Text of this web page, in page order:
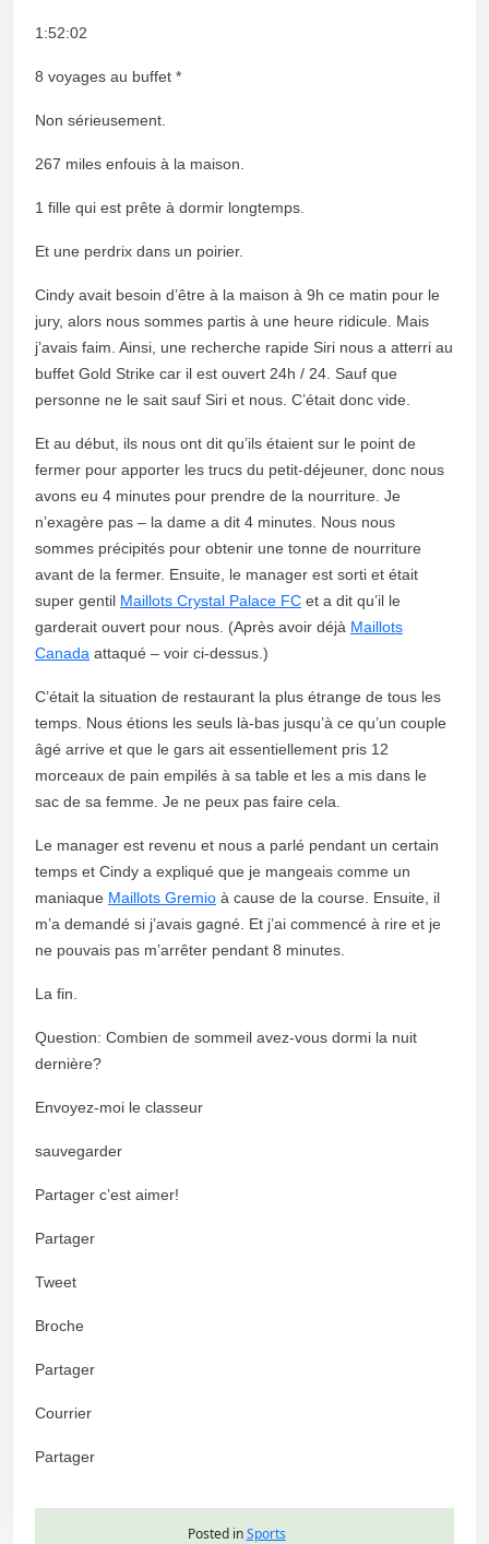
1:52:02
8 voyages au buffet *
Non sérieusement.
267 miles enfouis à la maison.
1 fille qui est prête à dormir longtemps.
Et une perdrix dans un poirier.
Cindy avait besoin d’être à la maison à 9h ce matin pour le
jury, alors nous sommes partis à une heure ridicule. Mais
j’avais faim. Ainsi, une recherche rapide Siri nous a atterri au
buffet Gold Strike car il est ouvert 24h / 24. Sauf que
personne ne le sait sauf Siri et nous. C’était donc vide.
Et au début, ils nous ont dit qu’ils étaient sur le point de
fermer pour apporter les trucs du petit-déjeuner, donc nous
avons eu 4 minutes pour prendre de la nourriture. Je
n’exagère pas – la dame a dit 4 minutes. Nous nous
sommes précipités pour obtenir une tonne de nourriture
avant de la fermer. Ensuite, le manager est sorti et était
super gentil Maillots Crystal Palace FC et a dit qu’il le
garderait ouvert pour nous. (Après avoir déjà Maillots
Canada attaqué – voir ci-dessus.)
C’était la situation de restaurant la plus étrange de tous les
temps. Nous étions les seuls là-bas jusqu’à ce qu’un couple
âgé arrive et que le gars ait essentiellement pris 12
morceaux de pain empilés à sa table et les a mis dans le
sac de sa femme. Je ne peux pas faire cela.
Le manager est revenu et nous a parlé pendant un certain
temps et Cindy a expliqué que je mangeais comme un
maniaque Maillots Gremio à cause de la course. Ensuite, il
m’a demandé si j’avais gagné. Et j’ai commencé à rire et je
ne pouvais pas m’arrêter pendant 8 minutes.
La fin.
Question: Combien de sommeil avez-vous dormi la nuit
dernière?
Envoyez-moi le classeur
sauvegarder
Partager c’est aimer!
Partager
Tweet
Broche
Partager
Courrier
Partager
Posted inSports